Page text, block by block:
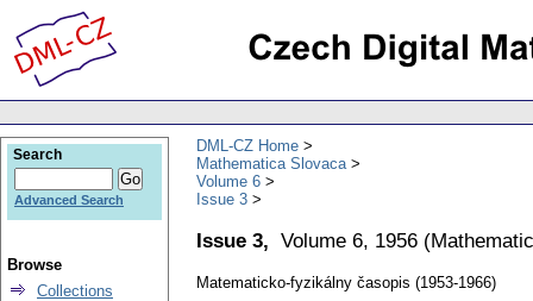
DML-CZ Home
Mathematica Slovaca
Volume 6
Issue 3
Issue 3, Volume 6, 1956 (
Matematicko-fyzikálny časopis (1953-1966)
Search
Advanced Search
Browse
Collections